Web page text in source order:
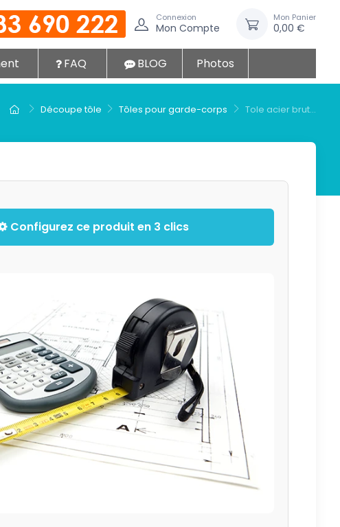
Connexion
Mon Compte
Mon Panier
0,00 €
FAQ BLOG Photos
Découpe tôle Tôles pour garde-corps Tole acier brut...
Configurez ce produit en 3 clics